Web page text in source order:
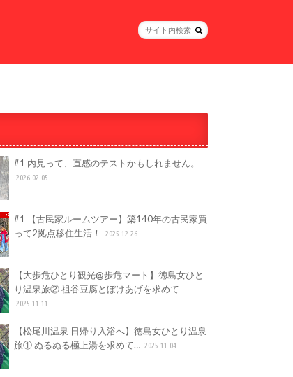
#1 内見って、直感のテストかもしれません。
2026.02.05
#1 【古民家ルームツアー】築140年の古民家買
って2拠点移住生活！
2025.12.26
【大歩危ひとり観光@歩危マート】徳島女ひと
り温泉旅② 祖谷豆腐とぼけあげを求めて
2025.11.11
【松尾川温泉 日帰り入浴へ】徳島女ひとり温泉
旅① ぬるぬる極上湯を求めて… 2025.11.04